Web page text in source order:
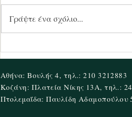
«Όψιμοι "σωτήρες" με
προεκλογικές κάμερες στην
Δυτική Μακεδονία: επτά
χρόνια καταστροφής κι
εγκατάλειψης δεν
Γράψτε ένα σχόλιο...
Αθήνα: Βουλής 4, τηλ.: 210 3212883
Κοζάνη: Πλατεία Νίκης 13Α, τηλ.:
Πτολεμαΐδα: Παυλίδη Αδαμοπούλου